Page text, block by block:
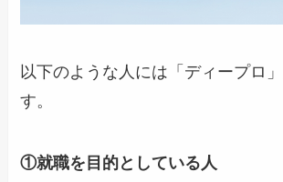
以下のような人には「ディープロ
す。
①就職を目的としている人